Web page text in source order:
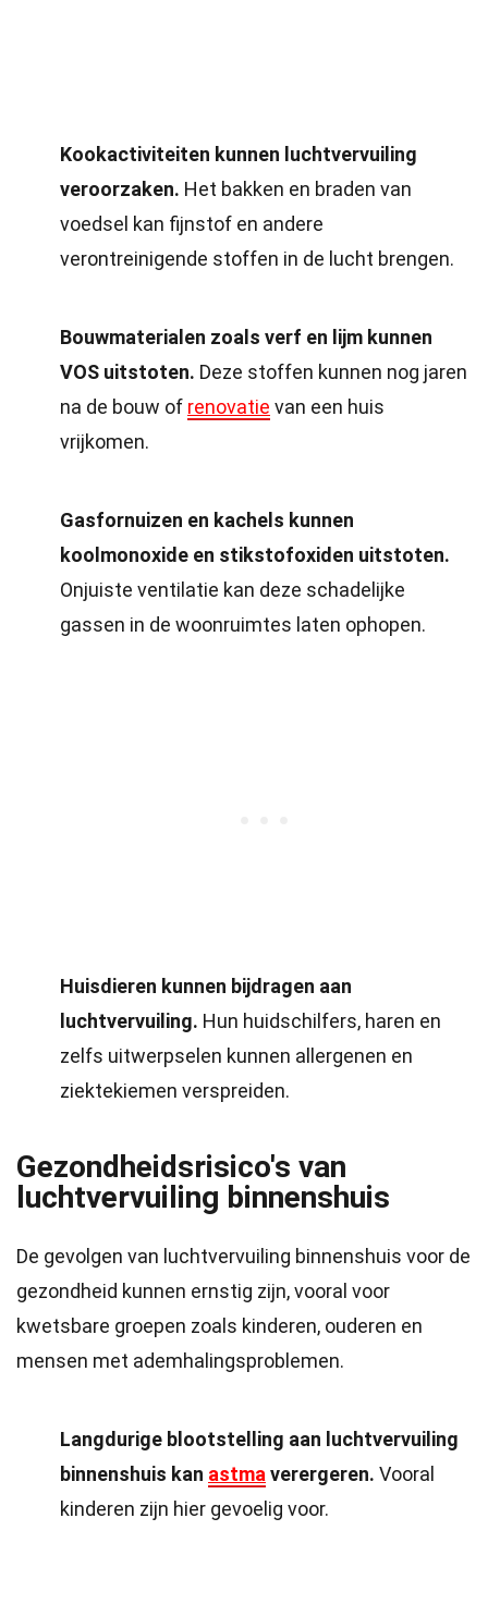
Kookactiviteiten kunnen luchtvervuiling
veroorzaken. Het bakken en braden van
voedsel kan fijnstof en andere
verontreinigende stoffen in de lucht brengen.
Bouwmaterialen zoals verf en lijm kunnen
VOS uitstoten. Deze stoffen kunnen nog jaren
na de bouw of renovatie van een huis
vrijkomen.
Gasfornuizen en kachels kunnen
koolmonoxide en stikstofoxiden uitstoten.
Onjuiste ventilatie kan deze schadelijke
gassen in de woonruimtes laten ophopen.
Huisdieren kunnen bijdragen aan
luchtvervuiling. Hun huidschilfers, haren en
zelfs uitwerpselen kunnen allergenen en
ziektekiemen verspreiden.
Gezondheidsrisico's van
luchtvervuiling binnenshuis
De gevolgen van luchtvervuiling binnenshuis voor de
gezondheid kunnen ernstig zijn, vooral voor
kwetsbare groepen zoals kinderen, ouderen en
mensen met ademhalingsproblemen.
Langdurige blootstelling aan luchtvervuiling
binnenshuis kan astma verergeren. Vooral
kinderen zijn hier gevoelig voor.